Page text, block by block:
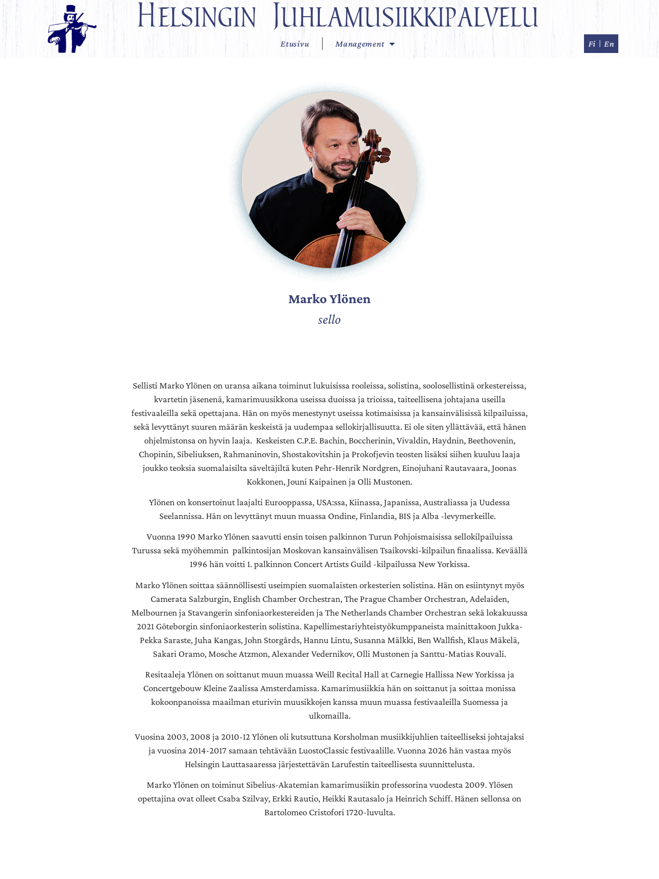
Helsingin Juhlamusiikkipalvelu
Etusivu Management Fi En
Marko Ylönen
sello
Sellisti Marko Ylönen on uransa aikana toiminut lukuisissa rooleissa, solistina, soolosellistinä orkestereissa,
kvartetin jäsenenä, kamarimuusikkona useissa duoissa ja trioissa, taiteellisena johtajana useilla
festivaaleilla sekä opettajana. Hän on myös menestynyt useissa kotimaisissa ja kansainvälisissä kilpailuissa,
sekä levyttänyt suuren määrän keskeistä ja uudempaa sellokirjallisuutta. Ei ole siten yllättävää, että hänen
ohjelmistonsa on hyvin laaja. Keskeisten C.P.E. Bachin, Boccherinin, Vivaldin, Haydnin, Beethovenin,
Chopinin, Sibeliuksen, Rahmaninovin, Shostakovitshin ja Prokofjevin teosten lisäksi siihen kuuluu laaja
joukko teoksia suomalaisilta säveltäjiltä kuten Pehr-Henrik Nordgren, Einojuhani Rautavaara, Joonas
Kokkonen, Jouni Kaipainen ja Olli Mustonen.
Ylönen on konsertoinut laajalti Eurooppassa, USA:ssa, Kiinassa, Japanissa, Australiassa ja Uudessa
Seelannissa. Hän on levyttänyt muun muassa Ondine, Finlandia, BIS ja Alba -levymerkeille.
Vuonna 1990 Marko Ylönen saavutti ensin toisen palkinnon Turun Pohjoismaisissa sellokilpailuissa
Turussa sekä myöhemmin palkintosijan Moskovan kansainvälisen Tsaikovski-kilpailun finaalissa. Keväällä
1996 hän voitti 1. palkinnon Concert Artists Guild -kilpailussa New Yorkissa.
Marko Ylönen soittaa säännöllisesti useimpien suomalaisten orkesterien solistina. Hän on esiintynyt myös
Camerata Salzburgin, English Chamber Orchestran, The Prague Chamber Orchestran, Adelaiden,
Melbournen ja Stavangerin sinfoniaorkestereiden ja The Netherlands Chamber Orchestran sekä lokakuussa
2021 Göteborgin sinfoniaorkesterin solistina. Kapellimestariyhteistyökumppaneista mainittakoon Jukka-
Pekka Saraste, Juha Kangas, John Storgårds, Hannu Lintu, Susanna Mälkki, Ben Wallfish, Klaus Mäkelä,
Sakari Oramo, Mosche Atzmon, Alexander Vedernikov, Olli Mustonen ja Santtu-Matias Rouvali.
Resitaaleja Ylönen on soittanut muun muassa Weill Recital Hall at Carnegie Hallissa New Yorkissa ja
Concertgebouw Kleine Zaalissa Amsterdamissa. Kamarimusiikkia hän on soittanut ja soittaa monissa
kokoonpanoissa maailman eturivin muusikkojen kanssa muun muassa festivaaleilla Suomessa ja
ulkomailla.
Vuosina 2003, 2008 ja 2010-12 Ylönen oli kutsuttuna Korsholman musiikkijuhlien taiteelliseksi johtajaksi
ja vuosina 2014-2017 samaan tehtävään LuostoClassic festivaalille. Vuonna 2026 hän vastaa myös
Helsingin Lauttasaaressa järjestettävän Larufestin taiteellisesta suunnittelusta.
Marko Ylönen on toiminut Sibelius-Akatemian kamarimusiikin professorina vuodesta 2009. Ylösen
opettajina ovat olleet Csaba Szilvay, Erkki Rautio, Heikki Rautasalo ja Heinrich Schiff. Hänen sellonsa on
Bartolomeo Cristofori 1720-luvulta.